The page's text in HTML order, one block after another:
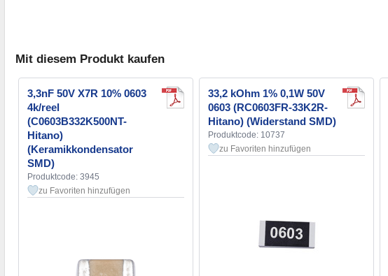
Mit diesem Produkt kaufen
3,3nF 50V X7R 10% 0603
4k/reel
(C0603B332K500NT-
Hitano)
(Keramikkondensator
SMD)
Produktcode: 3945
zu Favoriten hinzufügen
33,2 kOhm 1% 0,1W 50V
0603 (RC0603FR-33K2R-
Hitano) (Widerstand SMD)
Produktcode: 10737
zu Favoriten hinzufügen